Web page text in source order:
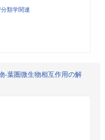
類学関連
-葉圏微生物相互作用の解